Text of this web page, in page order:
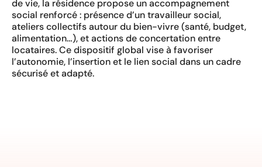
de vie, la résidence propose un accompagnement
social renforcé : présence d’un travailleur social,
ateliers collectifs autour du bien-vivre (santé, budget,
alimentation…), et actions de concertation entre
locataires. Ce dispositif global vise à favoriser
l’autonomie, l’insertion et le lien social dans un cadre
sécurisé et adapté.